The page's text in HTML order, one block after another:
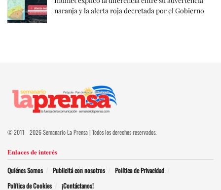
naranja y la alerta roja decretada por el Gobierno
© 2011 - 2026 Semanario La Prensa | Todos los derechos reservados.
Enlaces de interés
Quiénes Somos Publicitá con nosotros
Política de Privacidad
Política de Cookies
¡Contáctanos!